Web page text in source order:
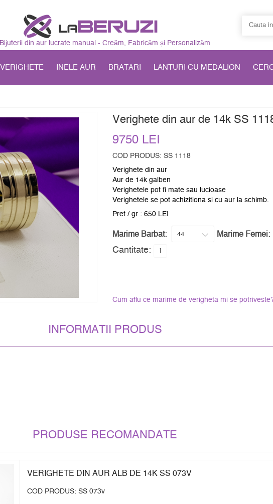
Bijuterii din aur lucrate manual - Creăm, Fabricăm și Personalizăm
VERIGHETE INELE AUR BRATARI LANTURI CU MEDALION
Verighete din aur de 14k SS
9750 LEI
COD PRODUS: SS 1118
Verighete din aur
Aur de 14k galben
Verighetele pot fi mate sau lucioase
Verighetele se pot achizitiona si cu aur la schimb.
Pret / gr : 650 LEI
Marime Barbat: Marime Femei:
Cantitate:
Cum aflu ce marime de verigheta mi se
INFORMATII PRODUS
PRODUSE RECOMANDATE
VERIGHETE DIN AUR ALB DE 14K SS 073V
COD PRODUS: SS 073v